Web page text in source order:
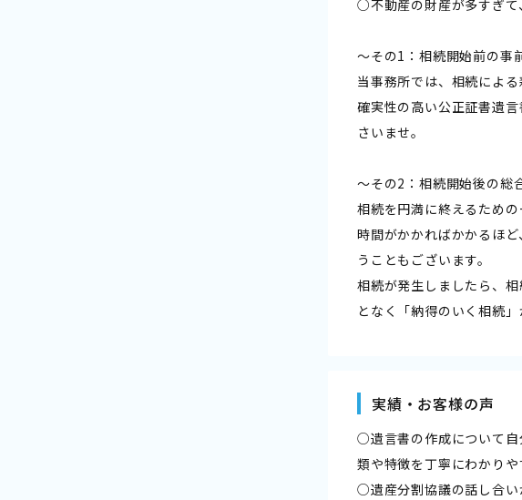
○不動産の財産が多すぎて
～その1：相続開始前の事
当事務所では、相続によ
確実性の高い公正証書遺
さいませ。
～その2：相続開始後の総
相続を円満に終えるため
時間がかかればかかるほ
うこともございます。
相続が発生しましたら、
となく「納得のいく相続」
実績・お客様の声
○遺言書の作成について自
類や特徴を丁寧にわかり
○遺産分割協議の話し合い